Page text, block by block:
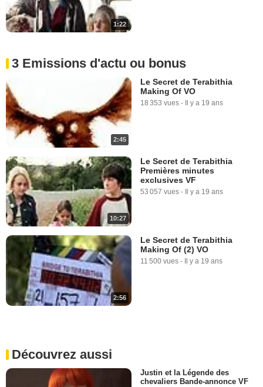
1:22
3 Emissions d'actu ou bonus
2:45
Le Secret de Terabithia
Making Of VO
18 353 vues - Il y a 19 ans
10:27
Le Secret de Terabithia
Premières minutes
exclusives VF
53 057 vues - Il y a 19 ans
2:56
Le Secret de Terabithia
Making Of (2) VO
11 500 vues - Il y a 19 ans
Découvrez aussi
Justin et la Légende des
chevaliers Bande-annonce VF